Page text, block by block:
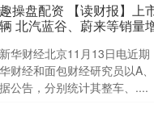
趣操盘配资 【读财报】上
辆 北汽蓝谷、蔚来等销量
新华财经北京11月13日电近
华财经和面包财经研究员以A
据公告，分别统计其整车、....